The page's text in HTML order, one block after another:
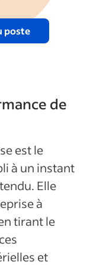
poste
de
est le
à un instant
Elle
à
tirant le
et